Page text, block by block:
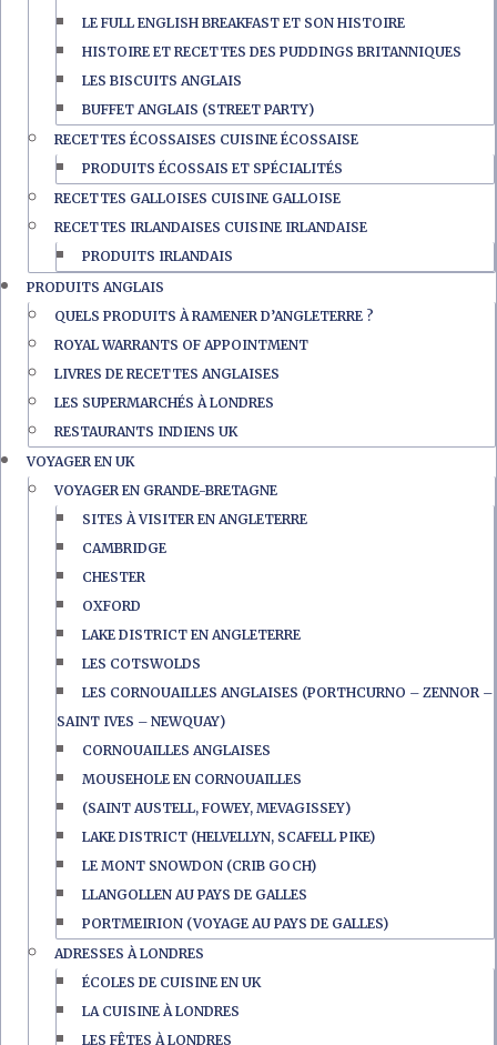
LE FULL ENGLISH BREAKFAST ET SON HISTOIRE
HISTOIRE ET RECETTES DES PUDDINGS BRITANNIQUES
LES BISCUITS ANGLAIS
BUFFET ANGLAIS (STREET PARTY)
RECETTES ÉCOSSAISES CUISINE ÉCOSSAISE
PRODUITS ÉCOSSAIS ET SPÉCIALITÉS
RECETTES GALLOISES CUISINE GALLOISE
RECETTES IRLANDAISES CUISINE IRLANDAISE
PRODUITS IRLANDAIS
PRODUITS ANGLAIS
QUELS PRODUITS À RAMENER D’ANGLETERRE ?
ROYAL WARRANTS OF APPOINTMENT
LIVRES DE RECETTES ANGLAISES
LES SUPERMARCHÉS À LONDRES
RESTAURANTS INDIENS UK
VOYAGER EN UK
VOYAGER EN GRANDE-BRETAGNE
SITES À VISITER EN ANGLETERRE
CAMBRIDGE
CHESTER
OXFORD
LAKE DISTRICT EN ANGLETERRE
LES COTSWOLDS
LES CORNOUAILLES ANGLAISES (PORTHCURNO – ZENNOR –
SAINT IVES – NEWQUAY)
CORNOUAILLES ANGLAISES
MOUSEHOLE EN CORNOUAILLES
(SAINT AUSTELL, FOWEY, MEVAGISSEY)
LAKE DISTRICT (HELVELLYN, SCAFELL PIKE)
LE MONT SNOWDON (CRIB GOCH)
LLANGOLLEN AU PAYS DE GALLES
PORTMEIRION (VOYAGE AU PAYS DE GALLES)
ADRESSES À LONDRES
ÉCOLES DE CUISINE EN UK
LA CUISINE À LONDRES
LES FÊTES À LONDRES